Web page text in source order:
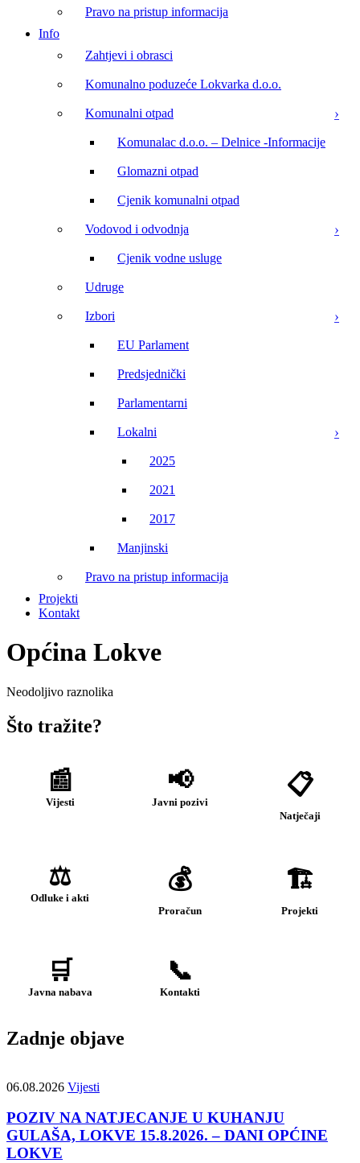
Pravo na pristup informacija
Info
Zahtjevi i obrasci
Komunalno poduzeće Lokvarka d.o.o.
Komunalni otpad
Komunalac d.o.o. – Delnice -Informacije
Glomazni otpad
Cjenik komunalni otpad
Vodovod i odvodnja
Cjenik vodne usluge
Udruge
Izbori
EU Parlament
Predsjednički
Parlamentarni
Lokalni
2025
2021
2017
Manjinski
Pravo na pristup informacija
Projekti
Kontakt
Općina Lokve
Neodoljivo raznolika
Što tražite?
📰
Vijesti
📢
Javni pozivi
📋
Natječaji
⚖️
Odluke i akti
💰
Proračun
🏗️
Projekti
🛒
Javna nabava
📞
Kontakti
Zadnje objave
06.08.2026 Vijesti
POZIV NA NATJECANJE U KUHANJU
GULAŠA, LOKVE 15.8.2026. – DANI OPĆINE
LOKVE